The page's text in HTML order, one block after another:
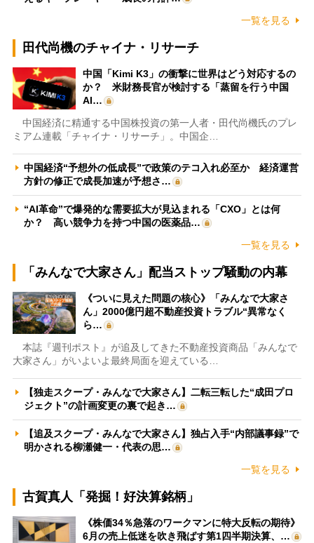
一覧を見る
田代尚機のチャイナ・リサーチ
中国「Kimi K3」の衝撃に世界はどう対応するの
か？ 米財務長官が検討する「蒸留を行う中国
AI…
中国経済に精通する中国株投資の第一人者・田代尚機氏のプレ
ミアム連載「チャイナ・リサーチ」。中国企…
中国経済“予想外の低成長”で政策のテコ入れ必至か 経済運営
方針の修正で成長加速が予想さ…
“AI革命”で爆発的な需要拡大が見込まれる「CXO」とは何
か？ 高い競争力を持つ中国の医薬品…
一覧を見る
「みんなで大家さん」配当ストップ騒動の内幕
《ついに見えた問題の核心》「みんなで大家さ
ん」2000億円超不動産投資トラブル“異常なく
ら…
本誌『週刊ポスト』が追及してきた不動産投資商品「みんなで
大家さん」がいよいよ最終局面を迎えている…
【独走スクープ・みんなで大家さん】二転三転した“成田プロ
ジェクト”の計画変更の裏で起き…
【追及スクープ・みんなで大家さん】独占入手“内部議事録”で
明かされる柳瀬健一・代表の思…
一覧を見る
古賀真人「発掘！好決算銘柄」
《株価34％急落のワークマンに特大反転の期待》
6月の売上低迷を吹き飛ばす第1四半期決算、…